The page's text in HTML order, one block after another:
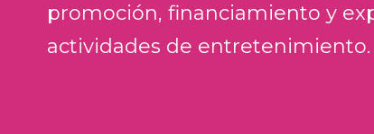
promoción, financiamiento y
actividades de entretenimiento.